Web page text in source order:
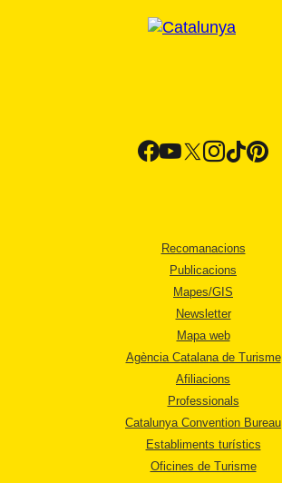
Recomanacions
Publicacions
Mapes/GIS
Newsletter
Mapa web
Agència Catalana de Turisme
Afiliacions
Professionals
Catalunya Convention Bureau
Establiments turístics
Oficines de Turisme